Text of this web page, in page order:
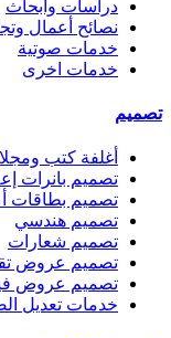
دراسات وأبحاث
نصائح أعمال
خدمات صوتية
خدمات اخرى
تصميم
أغلفة كتب
تصميم بانرات
تصميم بطاقات
تصميم هندسي
تصميم شعارات
تصميم عروض
تصميم عروض
خدمات تعديل